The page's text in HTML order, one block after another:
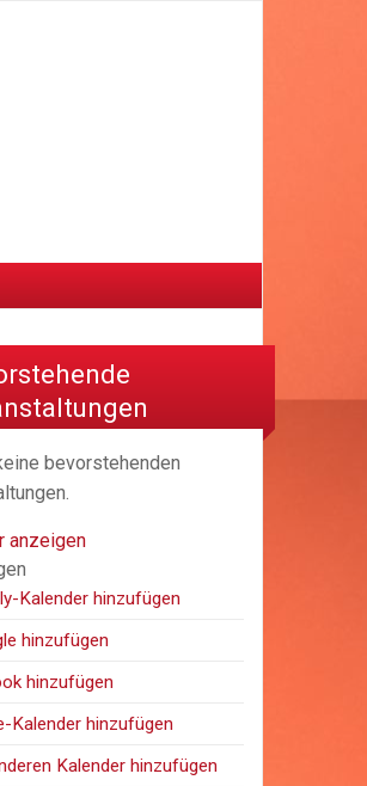
bevorstehenden
anzeigen
Kalender hinzufügen
hinzufügen
hinzufügen
Kalender hinzufügen
Kalender hinzufügen